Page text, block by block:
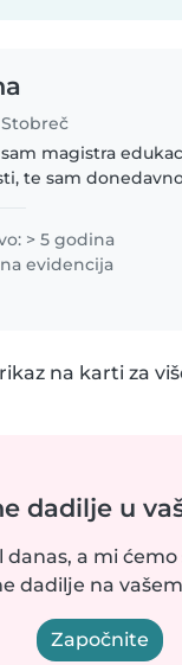
magistra
te sam
od toga je..
> 5 godina
evidencija
na karti za
dadilje u
danas, a mi
dadilje na
Započnite